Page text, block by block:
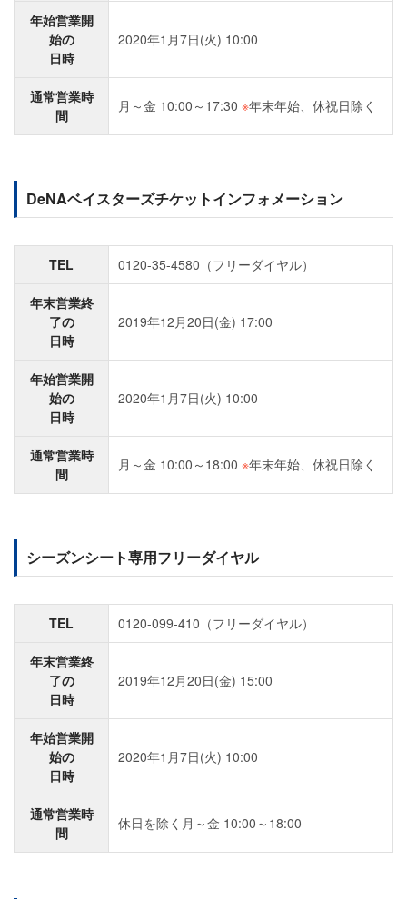
年始営業開
始の
日時
2020年1月7日(火) 10:00
通常営業時
間
月～金 10:00～17:30 ※年末年始、休祝日除く
DeNAベイスターズチケットインフォメーション
TEL 0120-35-4580（フリーダイヤル）
年末営業終
了の
日時
2019年12月20日(金) 17:00
年始営業開
始の
日時
2020年1月7日(火) 10:00
通常営業時
間
月～金 10:00～18:00 ※年末年始、休祝日除く
シーズンシート専用フリーダイヤル
TEL 0120-099-410（フリーダイヤル）
年末営業終
了の
日時
2019年12月20日(金) 15:00
年始営業開
始の
日時
2020年1月7日(火) 10:00
通常営業時
間
休日を除く月～金 10:00～18:00